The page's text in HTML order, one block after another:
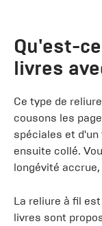
Qu'est-
livres
Ce type de
cousons les
spéciales et
ensuite collé.
longévité
La reliure à fil
livres sont